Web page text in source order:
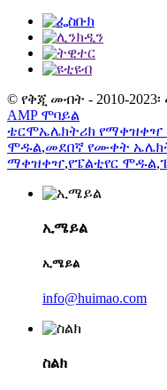
© የቅጂ መብት - 2010-
AMP ሞባይል
ቴርሞኤሌክትሪክ
ሞዱል,መደበኛ የሙቀት
ማቀዝቀዣ,የፔልቲየር ሞዱል,
ኢሜይል
ኢሜይል
info@huimao.com
ስልክ